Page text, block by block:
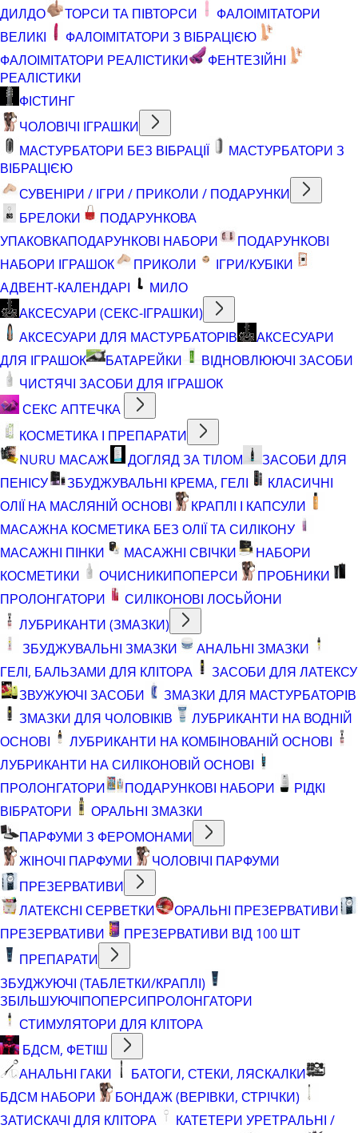
ДИЛДО
ТОРСИ ТА ПІВТОРСИ
ФАЛОІМІТАТОРИ
ВЕЛИКІ
ФАЛОІМІТАТОРИ З ВІБРАЦІЄЮ
ФАЛОІМІТАТОРИ РЕАЛІСТИКИ
ФЕНТЕЗІЙНІ
РЕАЛІСТИКИ
ФІСТИНГ
ЧОЛОВІЧІ ІГРАШКИ
МАСТУРБАТОРИ БЕЗ ВІБРАЦІЇ
МАСТУРБАТОРИ З
ВІБРАЦІЄЮ
СУВЕНІРИ / ІГРИ / ПРИКОЛИ / ПОДАРУНКИ
БРЕЛОКИ
ПОДАРУНКОВА
УПАКОВКАПОДАРУНКОВІ НАБОРИ
ПОДАРУНКОВІ
НАБОРИ ІГРАШОК
ПРИКОЛИ
ІГРИ/КУБІКИ
АДВЕНТ-КАЛЕНДАРІ
МИЛО
АКСЕСУАРИ (СЕКС-ІГРАШКИ)
АКСЕСУАРИ ДЛЯ МАСТУРБАТОРІВ
АКСЕСУАРИ
ДЛЯ ІГРАШОК
БАТАРЕЙКИ
ВІДНОВЛЮЮЧІ ЗАСОБИ
ЧИСТЯЧІ ЗАСОБИ ДЛЯ ІГРАШОК
СЕКС АПТЕЧКА
КОСМЕТИКА І ПРЕПАРАТИ
NURU МАСАЖ
ДОГЛЯД ЗА ТІЛОМ
ЗАСОБИ ДЛЯ
ПЕНІСУ
ЗБУДЖУВАЛЬНІ КРЕМА, ГЕЛІ
КЛАСИЧНІ
ОЛІЇ НА МАСЛЯНІЙ ОСНОВІ
КРАПЛІ І КАПСУЛИ
МАСАЖНА КОСМЕТИКА БЕЗ ОЛІЇ ТА СИЛІКОНУ
МАСАЖНІ ПІНКИ
МАСАЖНІ СВІЧКИ
НАБОРИ
КОСМЕТИКИ
ОЧИСНИКИПОПЕРСИ
ПРОБНИКИ
ПРОЛОНГАТОРИ
СИЛІКОНОВІ ЛОСЬЙОНИ
ЛУБРИКАНТИ (ЗМАЗКИ)
ЗБУДЖУВАЛЬНІ ЗМАЗКИ
АНАЛЬНІ ЗМАЗКИ
ГЕЛІ, БАЛЬЗАМИ ДЛЯ КЛІТОРА
ЗАСОБИ ДЛЯ ЛАТЕКСУ
ЗВУЖУЮЧІ ЗАСОБИ
ЗМАЗКИ ДЛЯ МАСТУРБАТОРІВ
ЗМАЗКИ ДЛЯ ЧОЛОВІКІВ
ЛУБРИКАНТИ НА ВОДНІЙ
ОСНОВІ
ЛУБРИКАНТИ НА КОМБІНОВАНІЙ ОСНОВІ
ЛУБРИКАНТИ НА СИЛІКОНОВІЙ ОСНОВІ
ПРОЛОНГАТОРИ
ПОДАРУНКОВІ НАБОРИ
РІДКІ
ВІБРАТОРИ
ОРАЛЬНІ ЗМАЗКИ
ПАРФУМИ З ФЕРОМОНАМИ
ЖІНОЧІ ПАРФУМИ
ЧОЛОВІЧІ ПАРФУМИ
ПРЕЗЕРВАТИВИ
ЛАТЕКСНІ СЕРВЕТКИ
ОРАЛЬНІ ПРЕЗЕРВАТИВИ
ПРЕЗЕРВАТИВИ
ПРЕЗЕРВАТИВИ ВІД 100 ШТ
ПРЕПАРАТИ
ЗБУДЖУЮЧІ (ТАБЛЕТКИ/КРАПЛІ)
ЗБІЛЬШУЮЧІПОПЕРСИПРОЛОНГАТОРИ
СТИМУЛЯТОРИ ДЛЯ КЛІТОРА
БДСМ, ФЕТІШ
АНАЛЬНІ ГАКИ
БАТОГИ, СТЕКИ, ЛЯСКАЛКИ
БДСМ НАБОРИ
БОНДАЖ (ВЕРІВКИ, СТРІЧКИ)
ЗАТИСКАЧІ ДЛЯ КЛІТОРА
КАТЕТЕРИ УРЕТРАЛЬНІ /